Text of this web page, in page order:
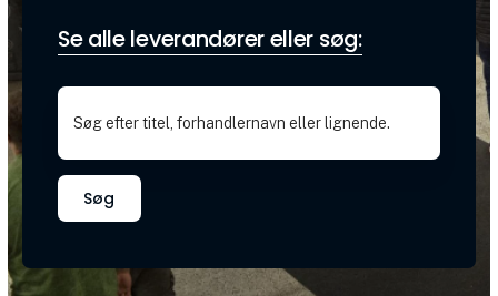
Se alle leverandører eller søg:
Søg